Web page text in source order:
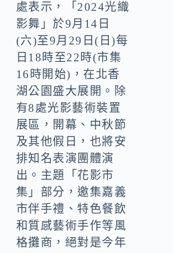
處表示，「2024光織
影舞」於9月14日
(六)至9月29日(日)每
日18時至22時(市集
16時開始)，在北香
湖公園盛大展開。除
有8處光影藝術裝置
展區，開幕、中秋節
及其他假日，也將安
排知名表演團體演
出。主題「花影市
集」部分，邀集嘉義
市伴手禮、特色餐飲
和質感藝術手作等風
格攤商，絕對是今年